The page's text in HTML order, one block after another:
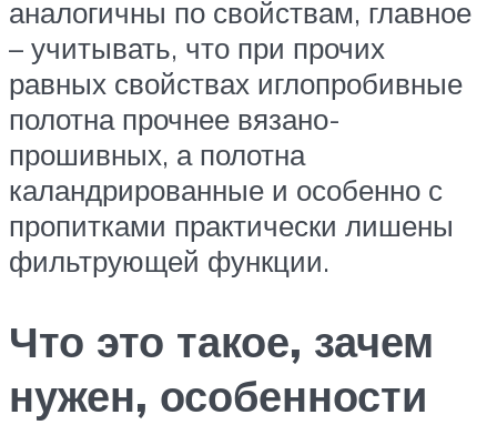
аналогичны по свойствам, главное
– учитывать, что при прочих
равных свойствах иглопробивные
полотна прочнее вязано-
прошивных, а полотна
каландрированные и особенно с
пропитками практически лишены
фильтрующей функции.
Что это такое, зачем
нужен, особенности